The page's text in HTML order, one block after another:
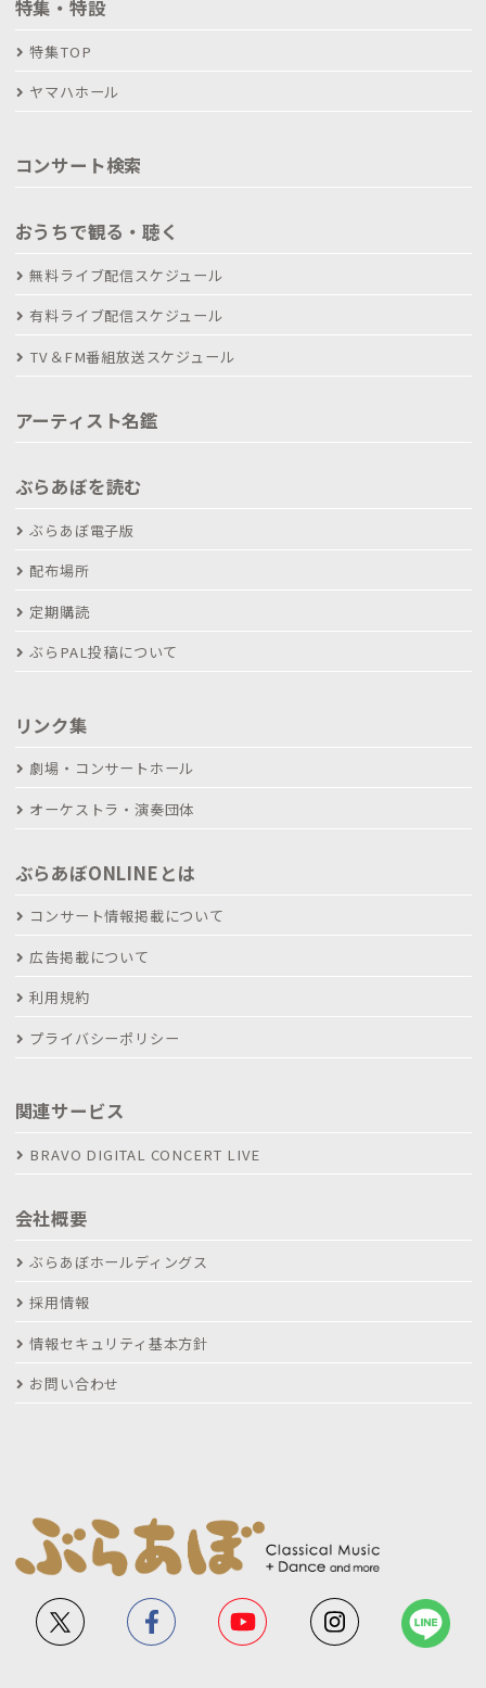
特集・特設
特集TOP
ヤマハホール
コンサート検索
おうちで観る・聴く
無料ライブ配信スケジュール
有料ライブ配信スケジュール
TV＆FM番組放送スケジュール
アーティスト名鑑
ぶらあぼを読む
ぶらあぼ電子版
配布場所
定期購読
ぶらPAL投稿について
リンク集
劇場・コンサートホール
オーケストラ・演奏団体
ぶらあぼONLINEとは
コンサート情報掲載について
広告掲載について
利用規約
プライバシーポリシー
関連サービス
BRAVO DIGITAL CONCERT LIVE
会社概要
ぶらあぼホールディングス
採用情報
情報セキュリティ基本方針
お問い合わせ